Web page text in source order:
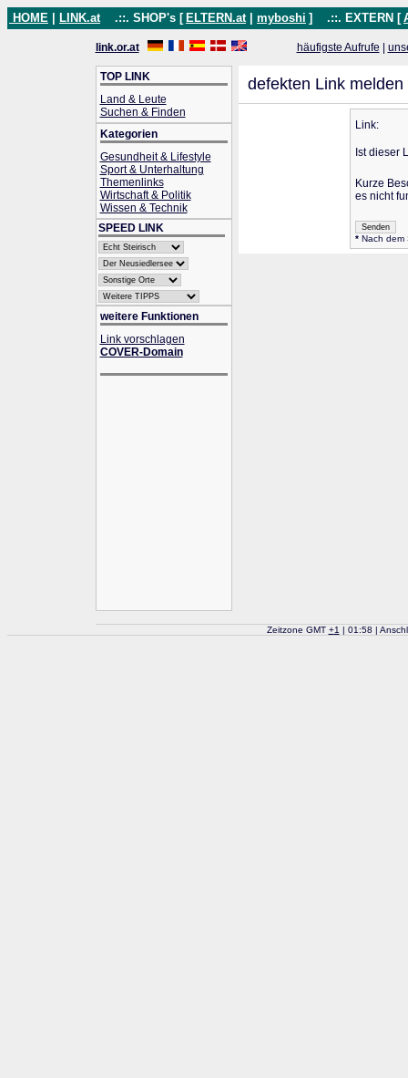
HOME LINK.at .::. SHOP's [ ELTERN.at myboshi ] .::. EXTERN [
link.or.at häufigste Aufrufe
TOP LINK
Land & Leute
Suchen & Finden
Kategorien
Gesundheit & Lifestyle
Sport & Unterhaltung
Themenlinks
Wirtschaft & Politik
Wissen & Technik
SPEED LINK
weitere Funktionen
Link vorschlagen
COVER-Domain
defekten Link melden
Link:
Ist dieser
Kurze
es nicht
*Nach dem
Zeitzone GMT +1 | 01:58 |